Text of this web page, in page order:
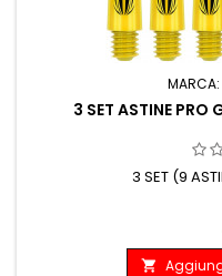
MARCA:
3 SET ASTINE PRO
3 SET (9
